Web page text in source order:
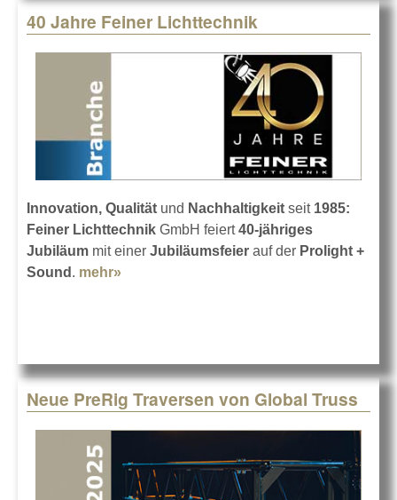
40 Jahre Feiner Lichttechnik
Innovation, Qualität und Nachhaltigkeit seit1985:
Feiner Lichttechnik GmbH feiert40-jähriges
Jubiläum mit einer Jubiläumsfeier auf der Prolight +
Sound . mehr»
Neue PreRig Traversen von Global Truss